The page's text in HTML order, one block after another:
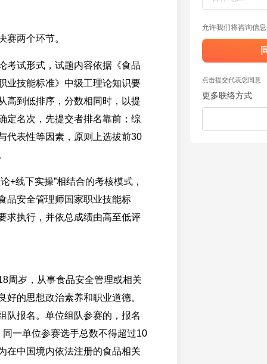
赛两个环节。
考试形式，试题内容依据《食品
业技能标准》中级工理论知识要
高到低排序，分数相同时，以提
定名次，先提交者排名靠前；综
代表性等因素，原则上选拔前30
+线下实操”相结合的考核模式，
品安全管理师国家职业技能标
求执行，并依总成绩由高至低评
周岁，从事食品安全管理或相关
好的思想政治素养和职业道德。
队报名。单位组队参赛的，报名
一单位参赛选手总数不得超过10
在中国境内依法注册的食品相关
允许我们将咨询信
点击提交代表您同意
更多联络方式